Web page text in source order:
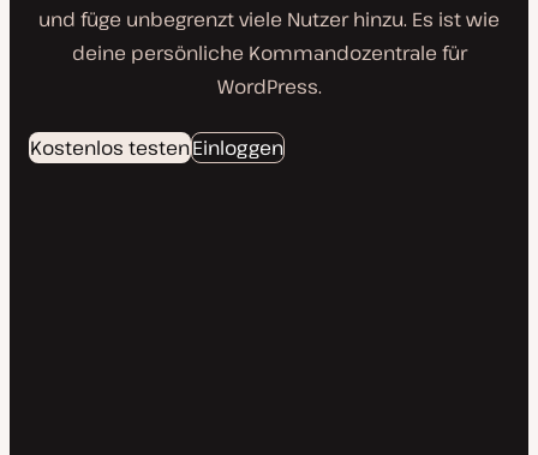
und füge unbegrenzt viele Nutzer hinzu. Es ist wie
deine persönliche Kommandozentrale für
WordPress.
Kostenlos testenEinloggen